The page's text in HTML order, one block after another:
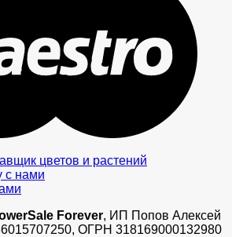
цветов и растений
с нами
Forever, ИП Попов Алексей
ОГРН 318169000132980